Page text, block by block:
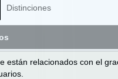
Distinciones
están relacionados con el